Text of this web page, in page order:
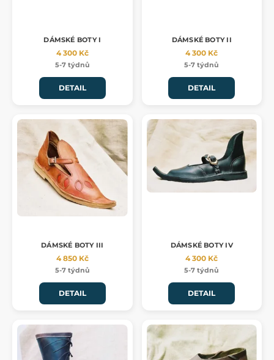
DÁMSKÉ BOTY I
4 300 Kč
5-7 týdnů
DETAIL
DÁMSKÉ BOTY II
4 300 Kč
5-7 týdnů
DETAIL
DÁMSKÉ BOTY III
4 850 Kč
5-7 týdnů
DETAIL
DÁMSKÉ BOTY IV
4 300 Kč
5-7 týdnů
DETAIL